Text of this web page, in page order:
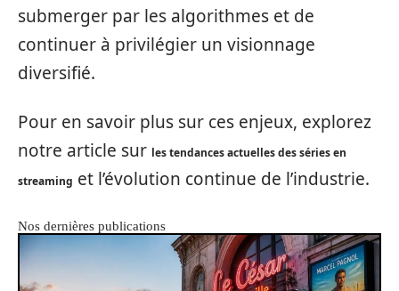
submerger par les algorithmes et de
continuer à privilégier un visionnage
diversifié.
Pour en savoir plus sur ces enjeux, explorez
notre article sur les tendances actuelles des séries en
streaming et l’évolution continue de l’industrie.
Nos dernières publications